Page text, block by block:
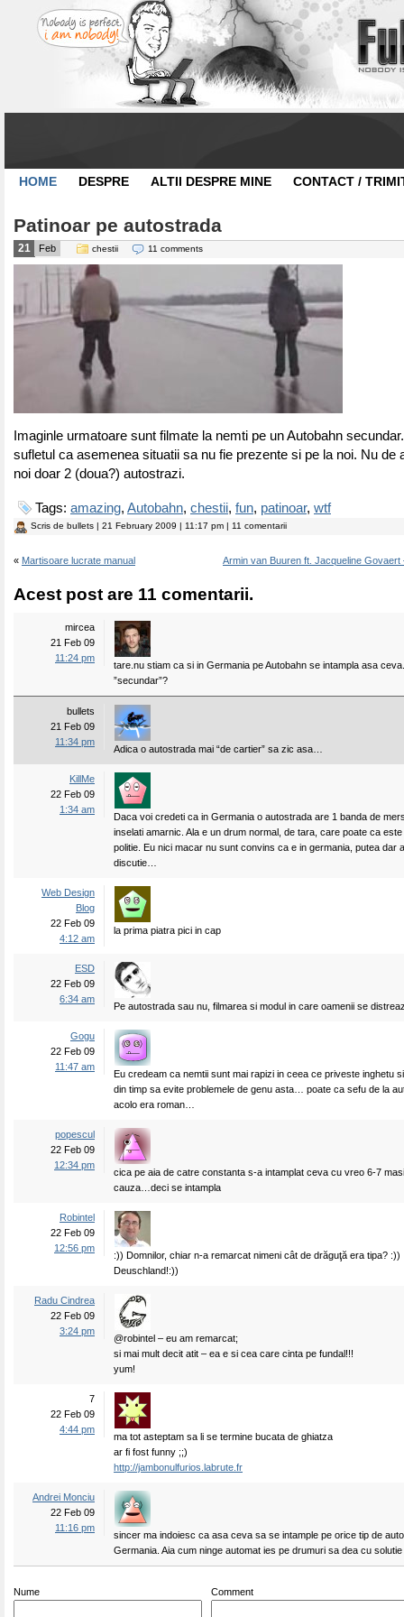
HOME DESPRE ALTII DESPRE MINE CONTACT /
Patinoar pe autostrada
21 Feb chestii 11 comments
Imaginle urmatoare sunt filmate la nemti pe un Autobahn
sufletul ca asemenea situatii sa nu fie prezente si pe la noi. Nu de
noi doar 2 (doua?) autostrazi.
Tags: amazing, Autobahn, chestii, fun, patinoar, wtf
Scris de bullets | 21 February 2009 | 11:17 pm | 11 comentarii
« Martisoare lucrate manual Armin van Buuren ft. Jacqueline
Acest post are 11 comentarii.
mircea
21 Feb 09
11:24 pm
tare.nu stiam ca si in Germania pe Autobahn se intampla asa
”secundar”?
bullets
21 Feb 09
11:34 pm
Adica o autostrada mai “de cartier” sa zic asa…
KillMe
22 Feb 09
1:34 am
Daca voi credeti ca in Germania o autostrada are 1 banda de
inselati amarnic. Ala e un drum normal, de tara, care poate ca
politie. Eu nici macar nu sunt convins ca e in germania, putea dar
discutie…
Web Design
Blog
22 Feb 09
4:12 am
la prima piatra pici in cap
ESD
22 Feb 09
6:34 am
Pe autostrada sau nu, filmarea si modul in care oamenii se
Gogu
22 Feb 09
11:47 am
Eu credeam ca nemtii sunt mai rapizi in ceea ce priveste inghetu
din timp sa evite problemele de genu asta… poate ca sefu de la
acolo era roman…
popescul
22 Feb 09
12:34 pm
cica pe aia de catre constanta s-a intamplat ceva cu vreo 6-7
cauza…deci se intampla
Robintel
22 Feb 09
12:56 pm
:)) Domnilor, chiar n-a remarcat nimeni cât de drăguţă era tipa? :))
Deuschland!:))
Radu Cindrea
22 Feb 09
3:24 pm
@robintel – eu am remarcat;
si mai mult decit atit – ea e si cea care cinta pe fundal!!!
yum!
7
22 Feb 09
4:44 pm
ma tot asteptam sa li se termine bucata de ghiatza
ar fi fost funny ;;)
http://jambonulfurios.labrute.fr
Andrei Monciu
22 Feb 09
11:16 pm
sincer ma indoiesc ca asa ceva sa se intample pe orice tip de
Germania. Aia cum ninge automat ies pe drumuri sa dea cu solutie
Nume Comment